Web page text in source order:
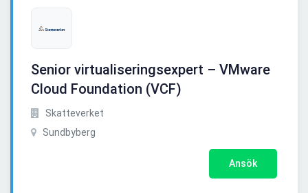
Senior virtualiseringsexpert – VMware
Cloud Foundation (VCF)
Skatteverket
Sundbyberg
Ansök